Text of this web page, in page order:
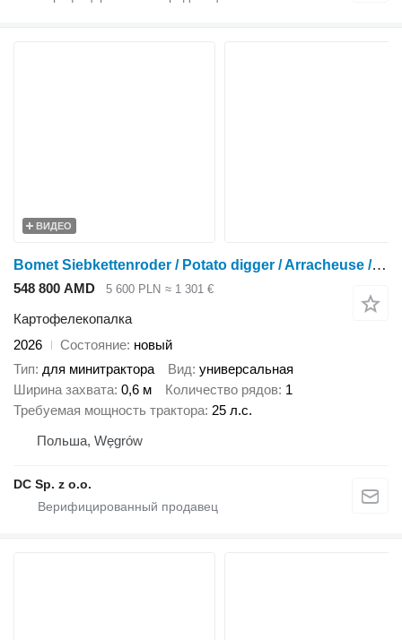
ВИДЕО
Bomet Siebkettenroder / Potato digger / Arracheuse / Scavapatate Upus
548 800 AMD 5 600 PLN ≈ 1 301 €
Картофелекопалка
2026
Состояние новый
Тип для минитрактора Вид универсальная
Ширина захвата 0,6 м Количество рядов 1
Требуемая мощность трактора 25 л.с.
Польша, Węgrów
DC Sp. z o.o.